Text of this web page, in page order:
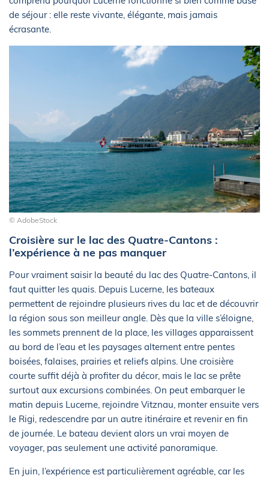
de séjour : elle reste vivante, élégante, mais jamais
écrasante.
© AdobeStock
Croisière sur le lac des Quatre-Cantons :
l’expérience à ne pas manquer
Pour vraiment saisir la beauté du lac des Quatre-Cantons, il
faut quitter les quais. Depuis Lucerne, les bateaux
permettent de rejoindre plusieurs rives du lac et de découvrir
la région sous son meilleur angle. Dès que la ville s’éloigne,
les sommets prennent de la place, les villages apparaissent
au bord de l’eau et les paysages alternent entre pentes
boisées, falaises, prairies et reliefs alpins. Une croisière
courte suffit déjà à profiter du décor, mais le lac se prête
surtout aux excursions combinées. On peut embarquer le
matin depuis Lucerne, rejoindre Vitznau, monter ensuite vers
le Rigi, redescendre par un autre itinéraire et revenir en fin
de journée. Le bateau devient alors un vrai moyen de
voyager, pas seulement une activité panoramique.
En juin, l’expérience est particulièrement agréable, car les